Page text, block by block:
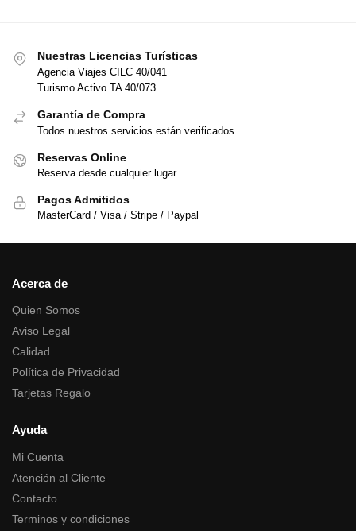
Nuestras Licencias Turísticas
Agencia Viajes CILC 40/041
Turismo Activo TA 40/073
Garantía de Compra
Todos nuestros servicios están verificados
Reservas Online
Reserva desde cualquier lugar
Pagos Admitidos
MasterCard / Visa / Stripe / Paypal
Acerca de
Quien Somos
Aviso Legal
Calidad
Política de Privacidad
Tarjetas Regalo
Ayuda
Mi Cuenta
Atención al Cliente
Contacto
Terminos y condiciones